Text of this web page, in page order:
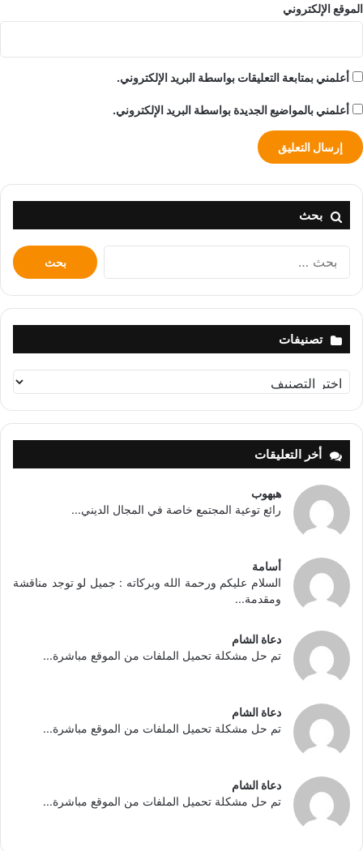
الموقع الإلكتروني
أعلمني بمتابعة التعليقات بواسطة البريد الإلكتروني.
أعلمني بالمواضيع الجديدة بواسطة البريد الإلكتروني.
بحث
البحث
عن:
تصنيفات
تصنيفات
أخر التعليقات
هبهوب
رائع توعية المجتمع خاصة في المجال الديني...
أسامة
السلام عليكم ورحمة الله وبركاته : جميل لو توجد مناقشة
ومقدمة...
دعاة الشام
تم حل مشكلة تحميل الملفات من الموقع مباشرة...
دعاة الشام
تم حل مشكلة تحميل الملفات من الموقع مباشرة...
دعاة الشام
تم حل مشكلة تحميل الملفات من الموقع مباشرة...